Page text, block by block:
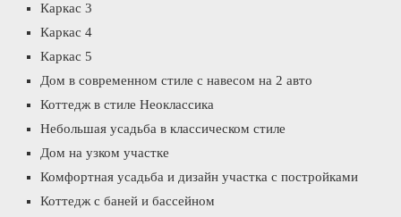
Каркас 3
Каркас 4
Каркас 5
Дом в современном стиле с навесом на 2 авто
Коттедж в стиле Неоклассика
Небольшая усадьба в классическом стиле
Дом на узком участке
Комфортная усадьба и дизайн участка с постройками
Коттедж с баней и бассейном